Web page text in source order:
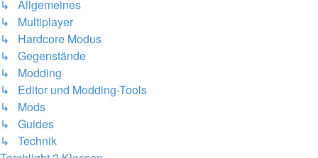
↳ Allgemeines
↳ Multiplayer
↳ Hardcore Modus
↳ Gegenstände
↳ Modding
↳ Editor und Modding-Tools
↳ Mods
↳ Guides
↳ Technik